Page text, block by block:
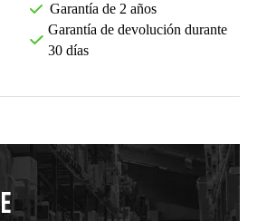
Garantía de 2 años
Garantía de devolución durante
30 días